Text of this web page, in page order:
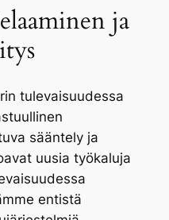
ja
tulevaisuudessa
sääntely ja
uusia työkaluja
entistä